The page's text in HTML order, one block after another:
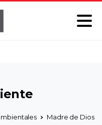
Madre de Dios